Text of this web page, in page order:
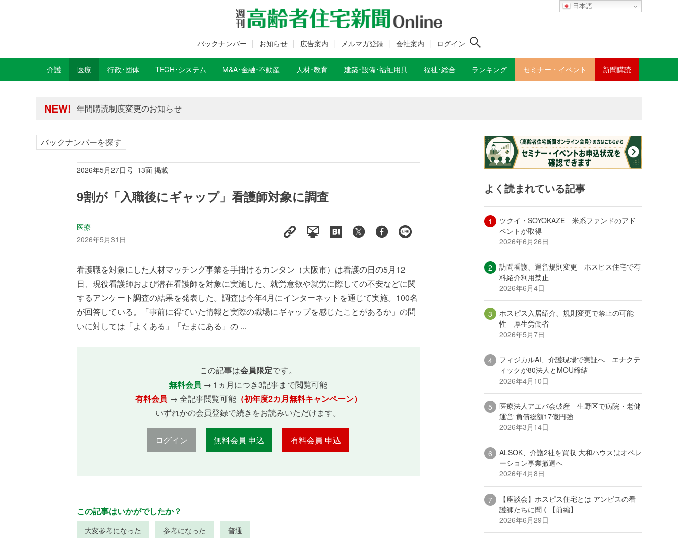
日本語
バックナンバー お知らせ 広告案内 メルマガ登録 会社案内 ログイン
介護 医療 行政･団体 TECH･システム M&A･金融･不動産 人材･教育 建築･設備･福祉用具 福祉･総合 ランキング セミナー・イベント 新聞購読
NEW!
年間購読制度変更のお知らせ
高齢者住宅新聞 無料会員の皆様へ閲覧本数変更のお知らせ
高齢者住宅新聞 無料会員の皆様へ閲覧本数変更のお知らせ
バックナンバーを探す
2026年5月27日号 13面 掲載
9割が「入職後にギャップ」看護師対象に調査
医療
2026年5月31日
看護職を対象にした人材マッチング事業を手掛けるカンタン（大阪市）は看護の日の5月12
日、現役看護師および潜在看護師を対象に実施した、就労意欲や就労に際しての不安などに関
するアンケート調査の結果を発表した。調査は今年4月にインターネットを通じて実施。100名
が回答している。「事前に得ていた情報と実際の職場にギャップを感じたことがあるか」の問
いに対しては「よくある」「たまにある」の ...
この記事は会員限定です。
無料会員 → 1ヵ月につき3記事まで閲覧可能
有料会員 → 全記事閲覧可能（初年度2カ月無料キャンペーン）
いずれかの会員登録で続きをお読みいただけます。
ログイン 無料会員 申込 有料会員 申込
この記事はいかがでしたか？
大変参考になった 参考になった 普通
よく読まれている記事
ツクイ・SOYOKAZE 米系ファンドのアド
ベントが取得
2026年6月26日
訪問看護、運営規則変更 ホスピス住宅で有
料紹介利用禁止
2026年6月4日
ホスピス入居紹介、規則変更で禁止の可能
性 厚生労働省
2026年5月7日
フィジカルAI、介護現場で実証へ エナクテ
ィックが80法人とMOU締結
2026年4月10日
医療法人アエバ会破産 生野区で病院・老健
運営 負債総額17億円強
2026年3月14日
ALSOK、介護2社を買収 大和ハウスはオペレ
ーション事業撤退へ
2026年4月8日
【座談会】ホスピス住宅とは アンビスの看
護師たちに聞く【前編】
2026年6月29日